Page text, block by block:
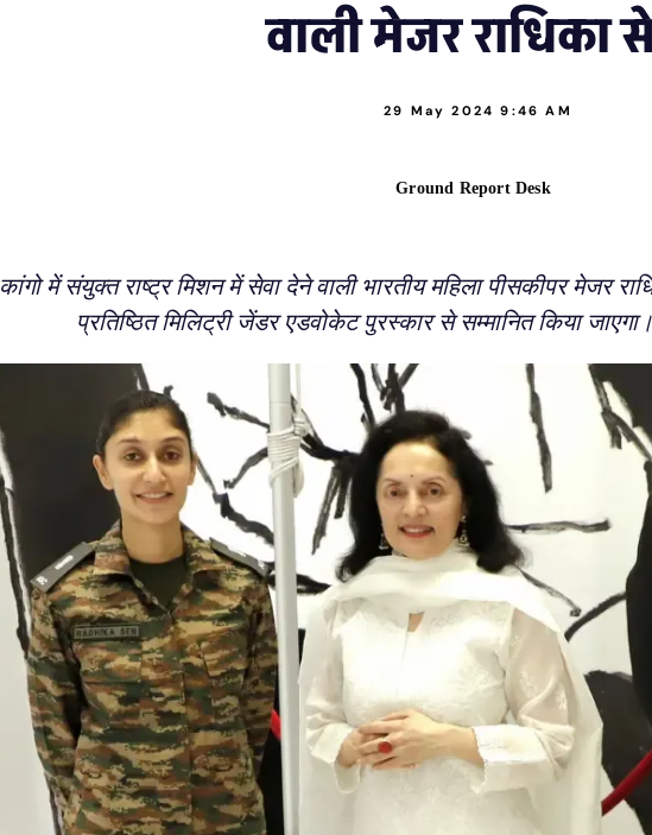
वाली मेजर राधिका
29 May 2024 9:46 AM
Ground Report Desk
कांगो में संयुक्त राष्ट्र मिशन में सेवा देने वाली भारतीय महिला पीसकीपर मेजर
प्रतिष्ठित मिलिट्री जेंडर एडवोकेट पुरस्कार से सम्मानित किया